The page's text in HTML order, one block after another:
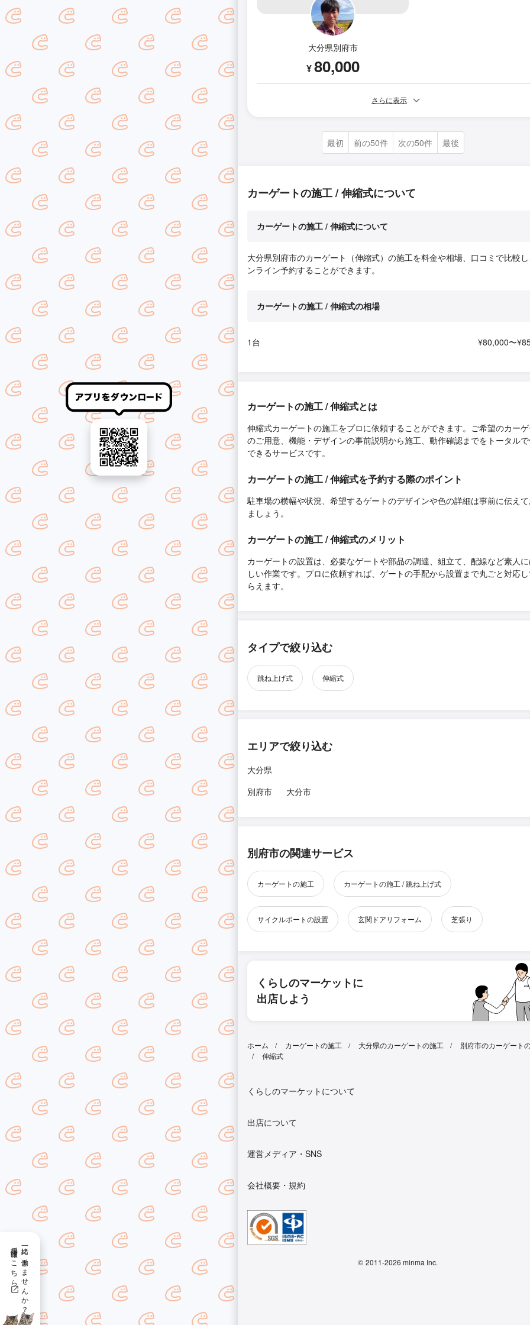
一緒に働きませんか？
採用情報はこちら
大分県別府市
¥80,000
さらに表示
最初 前の50件 次の50件 最後
カーゲートの施工 / 伸縮式について
カーゲートの施工 / 伸縮式について
大分県別府市のカーゲート（伸縮式）の施工を料金や相場、口コミで比較
ンライン予約することができます。
カーゲートの施工 / 伸縮式の相場
1台 ¥80,000〜
カーゲートの施工 / 伸縮式とは
伸縮式カーゲートの施工をプロに依頼することができます。ご希望のカー
のご用意、機能・デザインの事前説明から施工、動作確認までをトータル
できるサービスです。
カーゲートの施工 / 伸縮式を予約する際のポイント
駐車場の横幅や状況、希望するゲートのデザインや色の詳細は事前に伝え
ましょう。
カーゲートの施工 / 伸縮式のメリット
カーゲートの設置は、必要なゲートや部品の調達、組立て、配線など素人
しい作業です。プロに依頼すれば、ゲートの手配から設置まで丸ごと対応
らえます。
タイプで絞り込む
跳ね上げ式 伸縮式
エリアで絞り込む
大分県
別府市
大分市
別府市の関連サービス
カーゲートの施工 カーゲートの施工 / 跳ね上げ式
サイクルポートの設置 玄関ドアリフォーム 芝張り
くらしのマーケットに
出店しよう
ホーム カーゲートの施工 大分県のカーゲートの施工
別府市のカーゲート
伸縮式
くらしのマーケットについて
出店について
運営メディア・SNS
会社概要・規約
© 2011-2026 minma Inc.